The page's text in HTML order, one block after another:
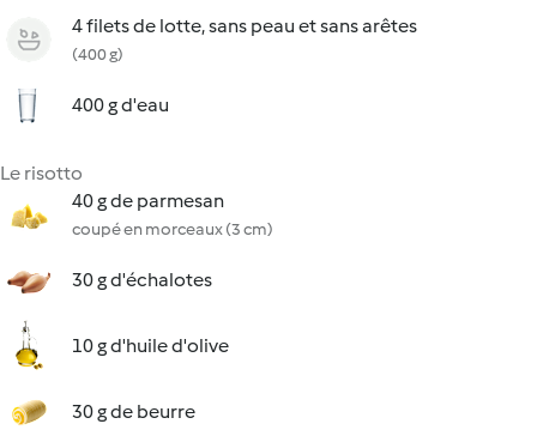
4 filets de lotte, sans peau et sans arêtes
(400 g)
400 g d'eau
Le risotto
40 g de parmesan
coupé en morceaux (3 cm)
30 g d'échalotes
10 g d'huile d'olive
30 g de beurre